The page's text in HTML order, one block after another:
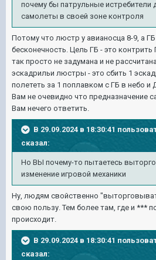
почему бы патрульные истребители
самолеты в своей зоне контроля
Потому что люстр у авианосца 8-9, а
бесконечность. Цель ГБ - это
так просто не задумана и не
эскадрильи люстры - это сбить 1
полететь за 1 поплавком с ГБ в небо и
Вам не очевидно что предназначение
Вам нечего ответить.
В 29.09.2024 в 18:30:41
сказал:
Но ВЫ почему-то пытаетесь
изменение игровой механики
Ну, людям свойственно
свою пользу. Тем более там, где и ***
происходит.
В 29.09.2024 в 18:30:41
сказал: